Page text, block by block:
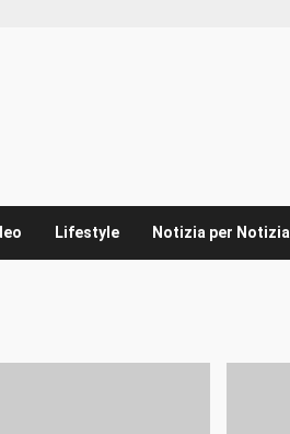
Lifestyle Notizia per Notizia